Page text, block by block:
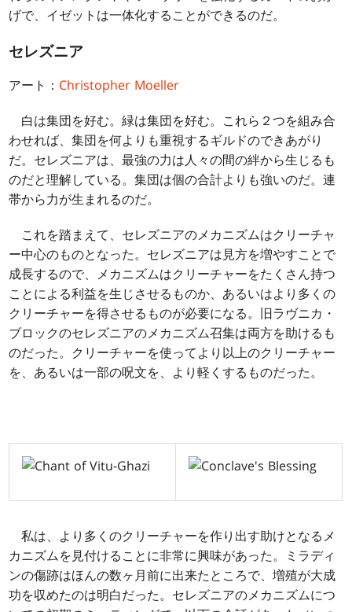
げで、イゼットは一体化することができるのだ。
セレズニア
アート： Christopher Moeller
白は集団を好む。緑は集団を好む。これら２つを組み合
わせれば、集団を何よりも重視するギルドのできあがり
だ。セレズニアは、最強の力は人々の間の絆から生じるも
のだと理解している。集団は個の合計よりも強いのだ。連
帯から力が生まれるのだ。
これを踏まえて、セレズニアのメカニズムはクリーチャ
ー中心のものとなった。セレズニアは見方を増やすことで
成長するので、メカニズムはクリーチャーをたくさん持つ
ことによる利益を生じさせるものか、あるいはより多くの
クリーチャーを得させるものが必要になる。旧ラヴニカ・
ブロックのセレズニアのメカニズム召集は両方を助けるも
のだった。クリーチャーを使ってより以上のクリーチャー
を、あるいは一部の呪文を、より軽くするものだった。
私は、より多くのクリーチャーを作り出す助けとなるメ
カニズムを見付けることに非常に興味があった。ミラディ
ンの傷跡はほんの数ヶ月前に出来たところで、増殖が大成
功を収めたのは明白だった。セレズニアのメカニズムにつ